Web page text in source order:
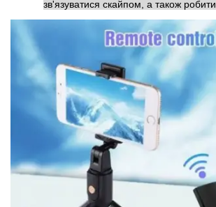
зв'язуватися скайпом, а також